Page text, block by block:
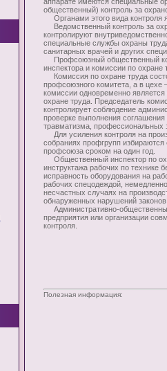
общественный) контроль за
Органами этого вида контроля
Ведомственный контроль за
контролируют
специальные службы охраны
санитарных врачей и других
Профсоюзный общественный
инспектора и комиссии по охране
Комиссия по охране труда
профсоюзного комитета, а в
комиссии одновременно
охране труда. Председатель
контролирует соблюдение
проверке выполнения соглашения
травматизма, профессиональных
Для усиления контроля на
собраниях профгрупп
профсоюза сроком на один год.
Общественный инспектор по
инструктажа рабочих по технике
исправность оборудования на
рабочих спецодеждой,
несчастных случаях на
обнаруженных нарушений законов
Административно-
предприятия или организации
контроля.
Полезная информация: